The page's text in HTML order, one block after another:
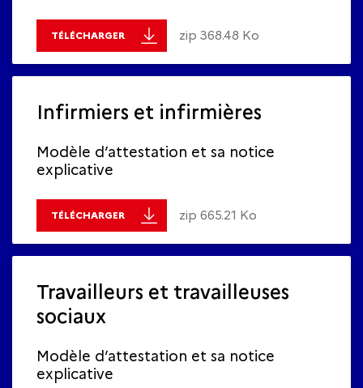
TÉLÉCHARGER zip 368.48 Ko
Infirmiers et infirmières
Modèle d’attestation et sa notice
explicative
TÉLÉCHARGER zip 665.21 Ko
Travailleurs et travailleuses
sociaux
Modèle d’attestation et sa notice
explicative